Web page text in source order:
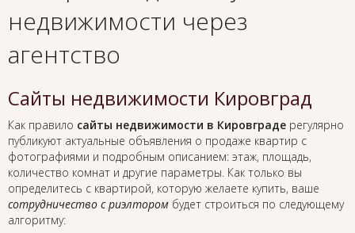
недвижимости через
агентство
Сайты недвижимости Кировград
Как правило сайты недвижимости в Кировграде регулярно
публикуют актуальные объявления о продаже квартир с
фотографиями и подробным описанием: этаж, площадь,
количество комнат и другие параметры. Как только вы
определитесь с квартирой, которую желаете купить, ваше
сотрудничество с риэлтором будет строиться по следующему
алгоритму: